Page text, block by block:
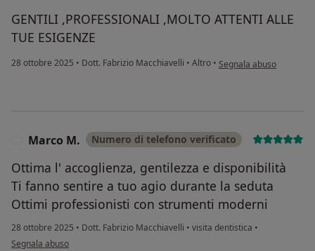
GENTILI ,PROFESSIONALI ,MOLTO ATTENTI ALLE
TUE ESIGENZE
28 ottobre 2025 • Dott. Fabrizio Macchiavelli • Altro • secondo l'opinione
Segnala abuso
Marco M. Numero di telefono verificato
Ottima l' accoglienza, gentilezza e disponibilità
Ti fanno sentire a tuo agio durante la seduta
Ottimi professionisti con strumenti moderni
28 ottobre 2025 • Dott. Fabrizio Macchiavelli • visita dentistica •
secondo l'opinione dell'utente Marco M.
Segnala abuso